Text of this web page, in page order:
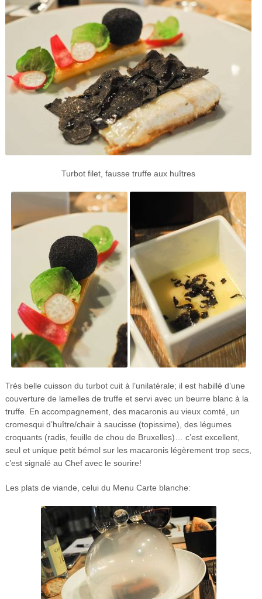
Turbot filet, fausse truffe aux huîtres
Très belle cuisson du turbot cuit à l’unilatérale; il est habillé d’une
couverture de lamelles de truffe et servi avec un beurre blanc à la
truffe. En accompagnement, des macaronis au vieux comté, un
cromesqui d’huître/chair à saucisse (topissime), des légumes
croquants (radis, feuille de chou de Bruxelles)… c’est excellent,
seul et unique petit bémol sur les macaronis légèrement trop secs,
c’est signalé au Chef avec le sourire!
Les plats de viande, celui du Menu Carte blanche: